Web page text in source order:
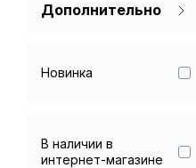
Дополнительно
Новинка
В наличии в
интернет-магазине